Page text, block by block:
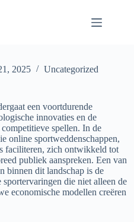
Een Diepgaande
2025 Uncategorized
een voortdurende
innovaties en de
spellen. In de
online sportweddenschappen,
faciliteren, zich ontwikkeld tot
publiek aanspreken. Een van
binnen dit landschap is de
die niet alleen de
economische modellen creëren